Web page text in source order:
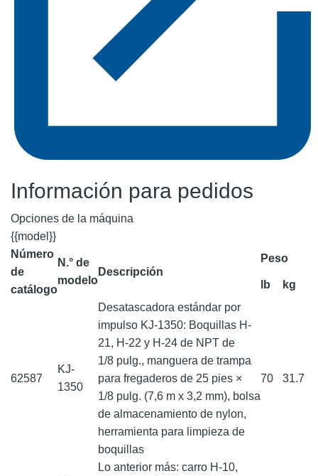
Información para pedidos
Opciones de la máquina
{{model}}
Número
de
catálogo
N.° de
modelo
Descripción
Peso
lb kg
62587
KJ-
1350
Desatascadora estándar por
impulso KJ-1350: Boquillas H-
21, H-22 y H-24 de NPT de
1/8 pulg., manguera de trampa
para fregaderos de 25 pies ×
1/8 pulg. (7,6 m x 3,2 mm), bolsa
de almacenamiento de nylon,
herramienta para limpieza de
boquillas
70 31.7
Lo anterior más: carro H-10,